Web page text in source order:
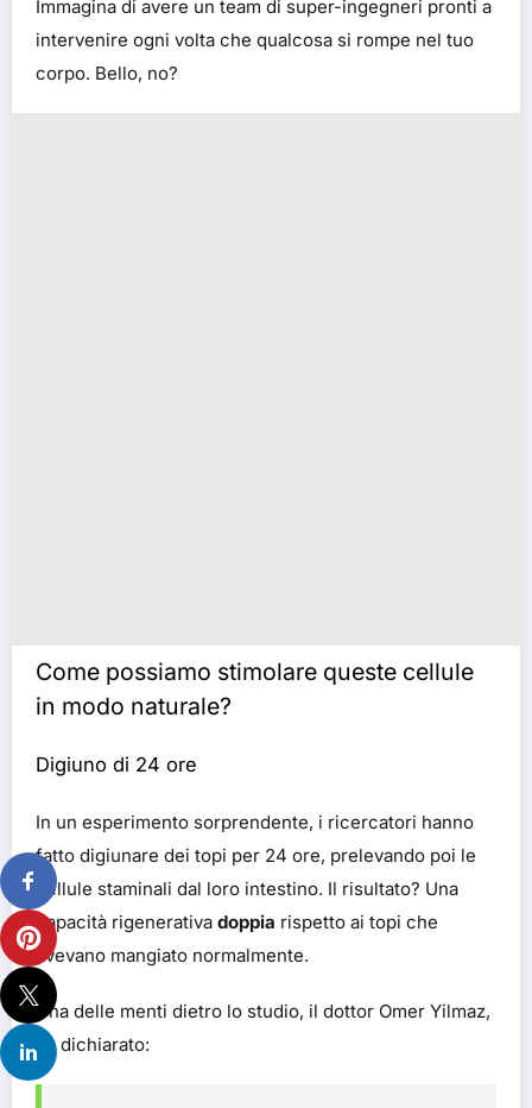
Immagina di avere un team di super-ingegneri pronti a
intervenire ogni volta che qualcosa si rompe nel tuo
corpo. Bello, no?
Come possiamo stimolare queste cellule
in modo naturale?
Digiuno di 24 ore
In un esperimento sorprendente, i ricercatori hanno
fatto digiunare dei topi per 24 ore, prelevando poi le
cellule staminali dal loro intestino. Il risultato? Una
capacità rigenerativa doppia rispetto ai topi che
avevano mangiato normalmente.
Una delle menti dietro lo studio, il dottor Omer Yilmaz,
ha dichiarato: